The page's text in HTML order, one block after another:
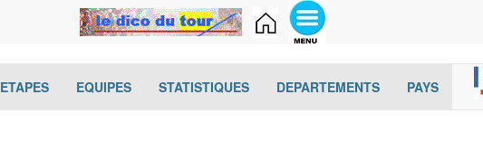
(current)EQUIPES(current)STATISTIQUES(current)DEPARTEMENTS(current)
PAYS(cur